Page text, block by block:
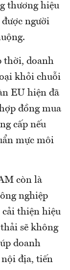
thương hiệu
được người
thời, doanh
khỏi chuỗi
EU hiện đã
đồng mua
cấp nếu
mực môi
còn là
nghiệp
cải thiện hiệu
sẽ không
doanh
địa, tiến